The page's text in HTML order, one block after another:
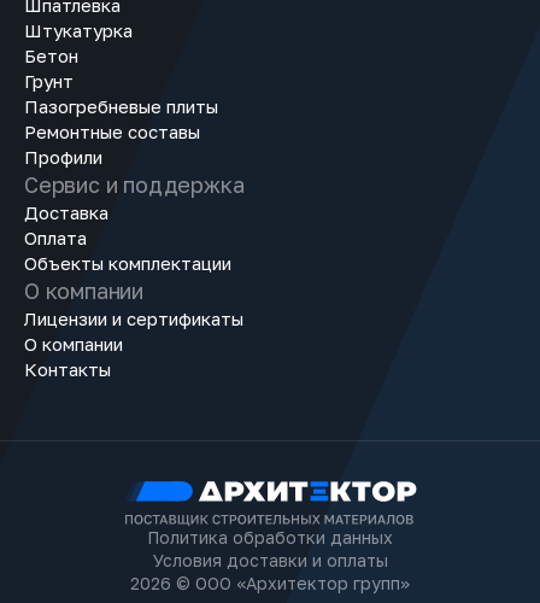
Шпатлевка
Штукатурка
Бетон
Грунт
Пазогребневые плиты
Ремонтные составы
Профили
Сервис и поддержка
Доставка
Оплата
Объекты комплектации
О компании
Лицензии и сертификаты
О компании
Контакты
Политика обработки данных
Условия доставки и оплаты
2026 © ООО «Архитектор групп»